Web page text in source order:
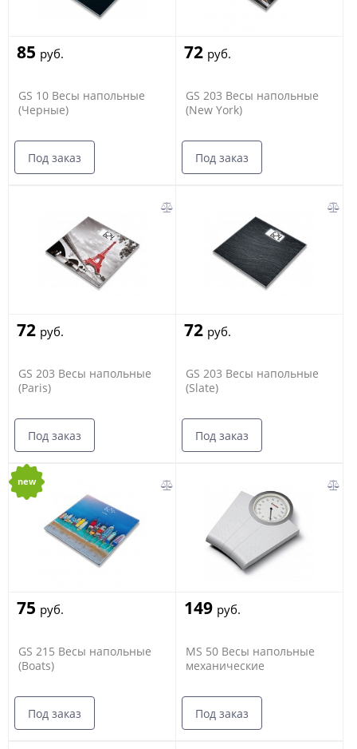
85 руб.
GS 10 Весы напольные
(Черные)
Под заказ
72 руб.
GS 203 Весы напольные
(New York)
Под заказ
72 руб.
GS 203 Весы напольные
(Paris)
Под заказ
72 руб.
GS 203 Весы напольные
(Slate)
Под заказ
new
75 руб.
GS 215 Весы напольные
(Boats)
Под заказ
149 руб.
MS 50 Весы напольные
механические
Под заказ